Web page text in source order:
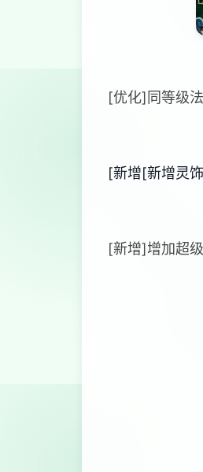
[优化]同等级
[新增[新增灵
[新增]增加超